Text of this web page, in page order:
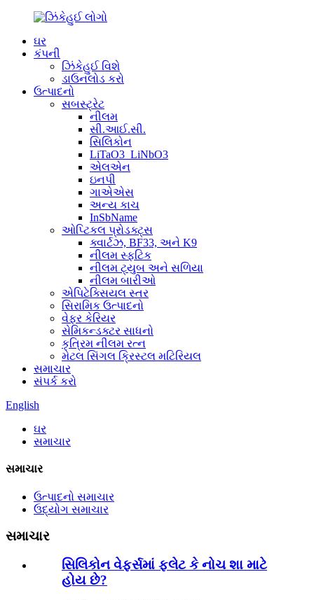
ઘર
કંપની
ઝિંકેહુઈ વિશે
ડાઉનલોડ કરો
ઉત્પાદનો
સબસ્ટ્રેટ
નીલમ
સી.આઈ.સી.
સિલિકોન
LiTaO3_LiNbO3
એલએન
ઇનપી
ગાએએસ
અન્ય કાચ
InSbName
ઓપ્ટિકલ પ્રોડક્ટ્સ
ક્વાર્ટઝ, BF33, અને K9
નીલમ સ્ફટિક
નીલમ ટ્યુબ અને સળિયા
નીલમ બારીઓ
એપિટેક્સિયલ સ્તર
સિરામિક ઉત્પાદનો
વેફર કેરિયર
સેમિકન્ડક્ટર સાધનો
કૃત્રિમ નીલમ રત્ન
મેટલ સિંગલ ક્રિસ્ટલ મટિરિયલ
સમાચાર
સંપર્ક કરો
English
ઘર
સમાચાર
સમાચાર
ઉત્પાદનો સમાચાર
ઉદ્યોગ સમાચાર
સમાચાર
સિલિકોન વેફર્સમાં ફ્લેટ કે નોચ શા માટે
હોય છે?